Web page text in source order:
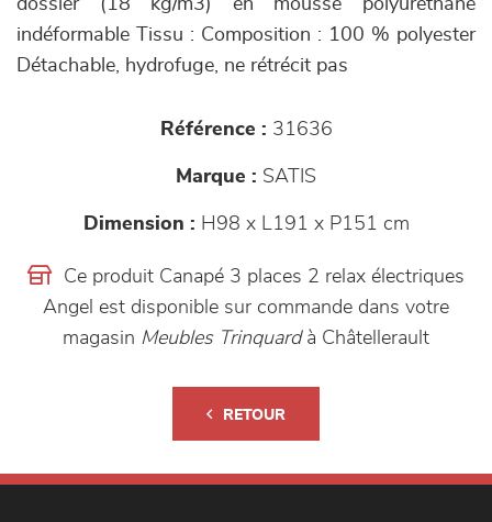
dossier (18 kg/m3) en mousse polyuréthane
indéformable Tissu : Composition : 100 % polyester
Détachable, hydrofuge, ne rétrécit pas
Référence : 31636
Marque : SATIS
Dimension : H98 x L191 x P151 cm
Ce produit Canapé 3 places 2 relax électriques
Angel est disponible sur commande dans votre
magasin Meubles Trinquard à Châtellerault
RETOUR